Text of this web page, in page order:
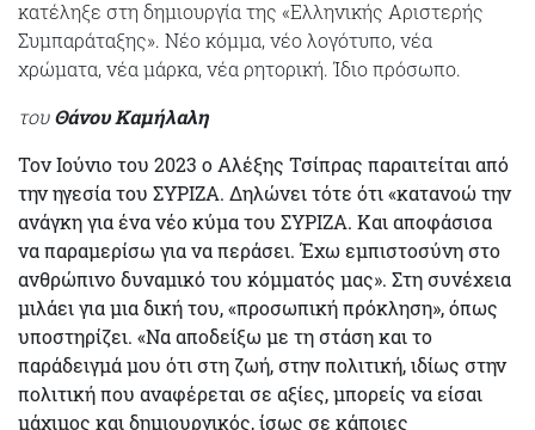
κατέληξε στη δημιουργία της «Ελληνικής Αριστερής
Συμπαράταξης». Νέο κόμμα, νέο λογότυπο, νέα
χρώματα, νέα μάρκα, νέα ρητορική. Ίδιο πρόσωπο.
τουΘάνου Καμήλαλη
Τον Ιούνιο του 2023 ο Αλέξης Τσίπρας παραιτείται από
την ηγεσία του ΣΥΡΙΖΑ. Δηλώνει τότε ότι «κατανοώ την
ανάγκη για ένα νέο κύμα του ΣΥΡΙΖΑ. Και αποφάσισα
να παραμερίσω για να περάσει. Έχω εμπιστοσύνη στο
ανθρώπινο δυναμικό του κόμματός μας». Στη συνέχεια
μιλάει για μια δική του, «προσωπική πρόκληση», όπως
υποστηρίζει. «Να αποδείξω με τη στάση και το
παράδειγμά μου ότι στη ζωή, στην πολιτική, ιδίως στην
πολιτική που αναφέρεται σε αξίες, μπορείς να είσαι
μάχιμος και δημιουργικός, ίσως σε κάποιες